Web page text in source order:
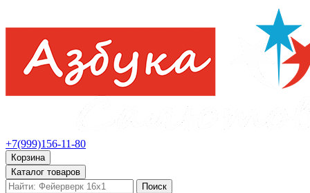
+7(999)156-11-80
Корзина
Каталог товаров
Поиск